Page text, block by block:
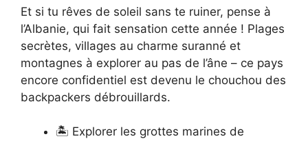
Et si tu rêves de soleil sans te ruiner, pense à
l’Albanie, qui fait sensation cette année ! Plages
secrètes, villages au charme suranné et
montagnes à explorer au pas de l’âne – ce pays
encore confidentiel est devenu le chouchou des
backpackers débrouillards.
🏝 Explorer les grottes marines de